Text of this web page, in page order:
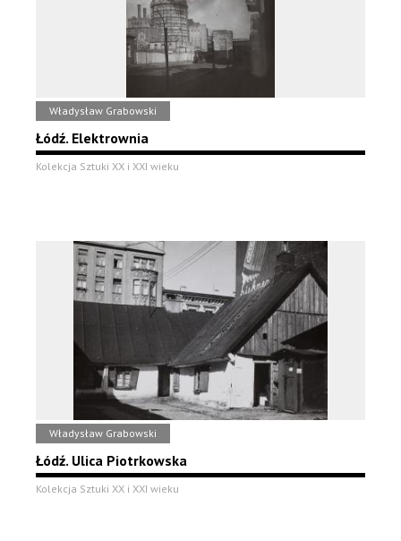
Władysław Grabowski
Łódź. Elektrownia
Kolekcja Sztuki XX i XXI wieku
Władysław Grabowski
Łódź. Ulica Piotrkowska
Kolekcja Sztuki XX i XXI wieku